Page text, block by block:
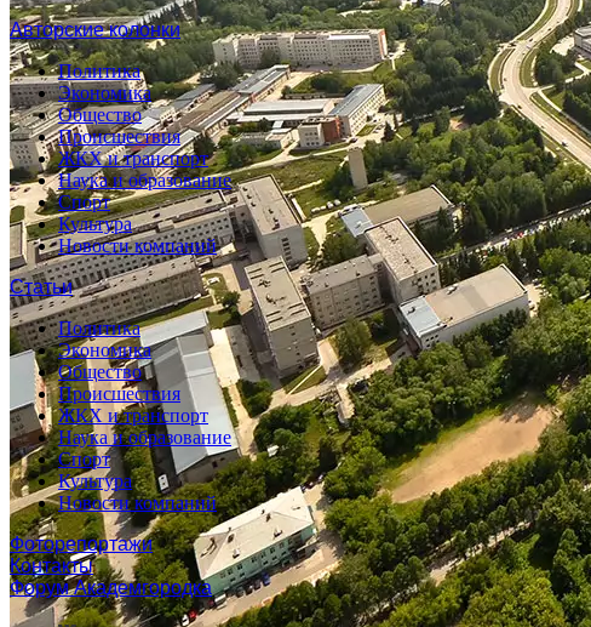
Авторские колонки
Политика
Экономика
Общество
Происшествия
ЖКХ и транспорт
Наука и образование
Спорт
Культура
Новости компаний
Статьи
Политика
Экономика
Общество
Происшествия
ЖКХ и транспорт
Наука и образование
Спорт
Культура
Новости компаний
Фоторепортажи
Контакты
Форум Академгородка